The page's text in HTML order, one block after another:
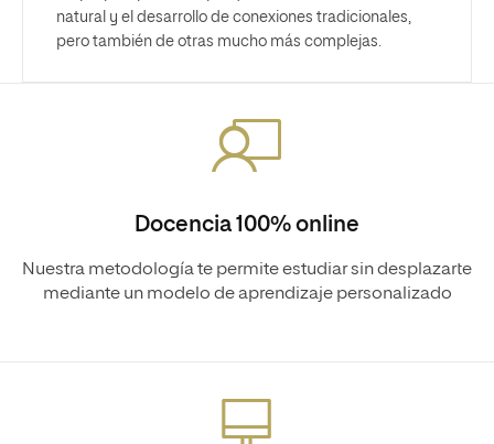
natural y el desarrollo de conexiones tradicionales,
pero también de otras mucho más complejas.
Docencia 100% online
Nuestra metodología te permite estudiar sin desplazarte
mediante un modelo de aprendizaje personalizado